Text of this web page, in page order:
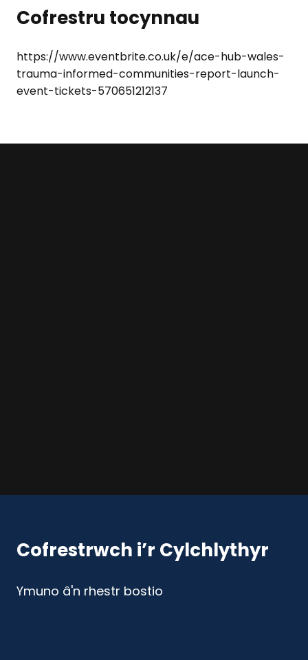
Cofrestru tocynnau
https://www.eventbrite.co.uk/e/ace-hub-wales-
trauma-informed-communities-report-launch-
event-tickets-570651212137
Cofrestrwch i’r Cylchlythyr
Ymuno â'n rhestr bostio